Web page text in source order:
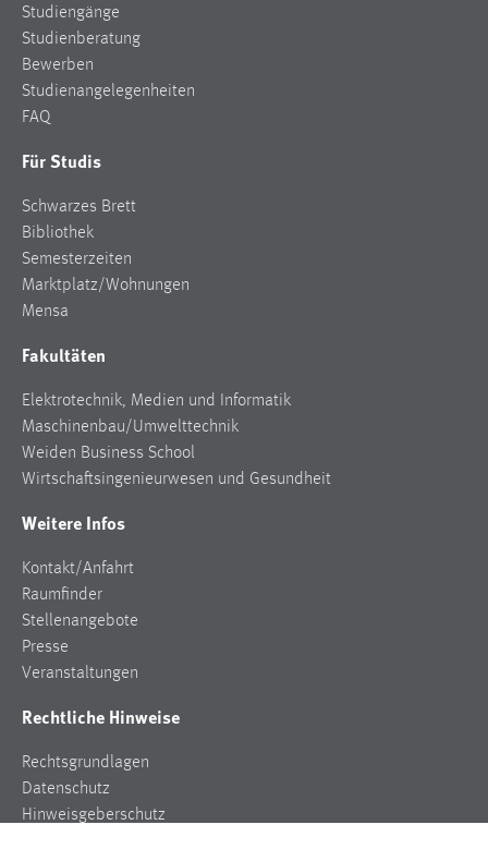
Studiengänge
Studienberatung
Bewerben
Studienangelegenheiten
FAQ
Für Studis
Schwarzes Brett
Bibliothek
Semesterzeiten
Marktplatz/Wohnungen
Mensa
Fakultäten
Elektrotechnik, Medien und Informatik
Maschinenbau/Umwelttechnik
Weiden Business School
Wirtschaftsingenieurwesen und Gesundheit
Weitere Infos
Kontakt/Anfahrt
Raumfinder
Stellenangebote
Presse
Veranstaltungen
Rechtliche Hinweise
Rechtsgrundlagen
Datenschutz
Hinweisgeberschutz